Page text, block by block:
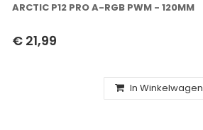
ARCTIC P12 PRO A-RGB PWM - 120MM
€ 21,99
In Winkelwagen